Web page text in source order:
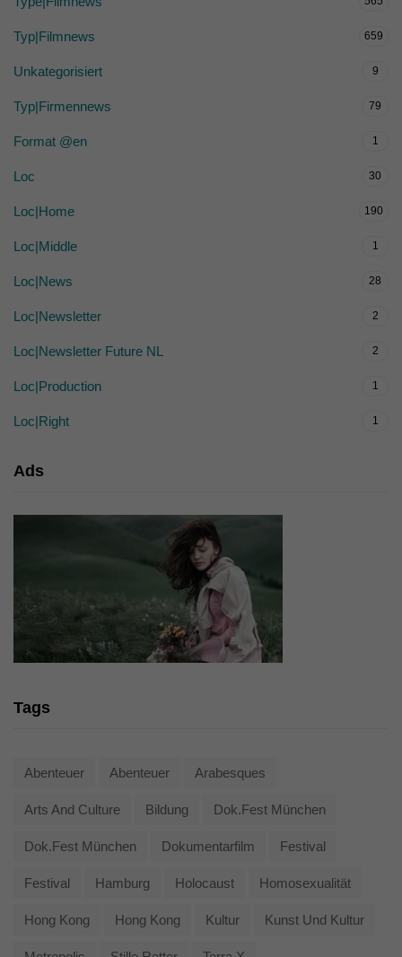
Typ|Filmnews 659
Unkategorisiert 9
Typ|Firmennews 79
Format @en 1
Loc 30
Loc|Home 190
Loc|Middle 1
Loc|News 28
Loc|Newsletter 2
Loc|Newsletter Future NL 2
Loc|Production 1
Loc|Right 1
Ads
Tags
Abenteuer Abenteuer Arabesques
Arts And Culture Bildung Dok.fest München
Dok.fest München Dokumentarfilm Festival
Festival Hamburg Holocaust Homosexualität
Hong Kong Hong Kong Kultur Kunst Und Kultur